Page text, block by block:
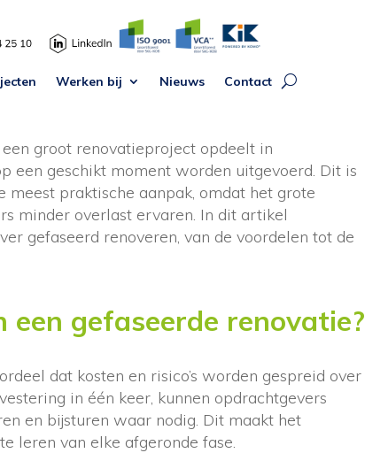
Werken bij Nieuws Contact
·28 jun 2026
groot renovatieproject opdeelt in
een geschikt moment worden uitgevoerd. Dit is
praktische aanpak, omdat het grote
minder overlast ervaren. In dit artikel
gefaseerd renoveren, van de voordelen tot de
gefaseerde renovatie?
dat kosten en risico’s worden gespreid over
in één keer, kunnen opdrachtgevers
en bijsturen waar nodig. Dit maakt het
leren van elke afgeronde fase.